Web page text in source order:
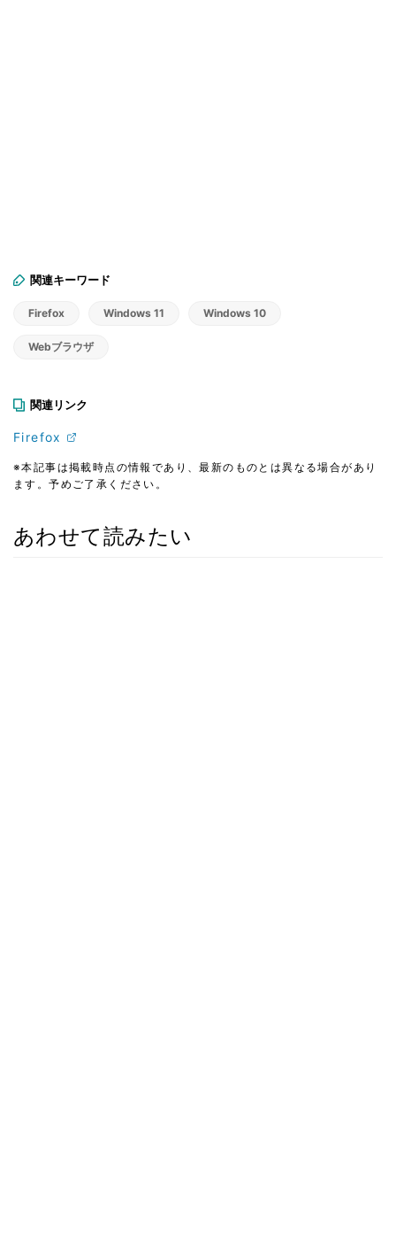
関連キーワード
Firefox Windows 11 Windows 10
Webブラウザ
関連リンク
Firefox
※本記事は掲載時点の情報であり、最新のものとは異なる場合があり
ます。予めご了承ください。
あわせて読みたい